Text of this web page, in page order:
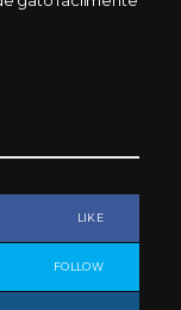
LIKE
FOLLOW